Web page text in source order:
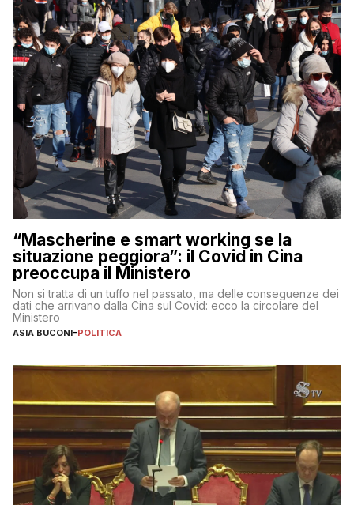
“Mascherine e smart working se la
situazione peggiora”: il Covid in Cina
preoccupa il Ministero
Non si tratta di un tuffo nel passato, ma delle conseguenze dei
dati che arrivano dalla Cina sul Covid: ecco la circolare del
Ministero
ASIA BUCONI-POLITICA